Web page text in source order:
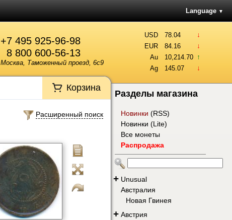
Language ▼
+7 495 925-96-98
8 800 600-56-13
Москва, Таможенный проезд, 6с9
USD 78.04 ↓
EUR 84.16 ↓
Au 10,214.70 ↑
Ag 145.07 ↓
Корзина
Расширенный поиск
Разделы магазина
Новинки (RSS)
Новинки (Lite)
Все монеты
Распродажа
+ Unusual
Австралия
Новая Гвинея
+ Австрия